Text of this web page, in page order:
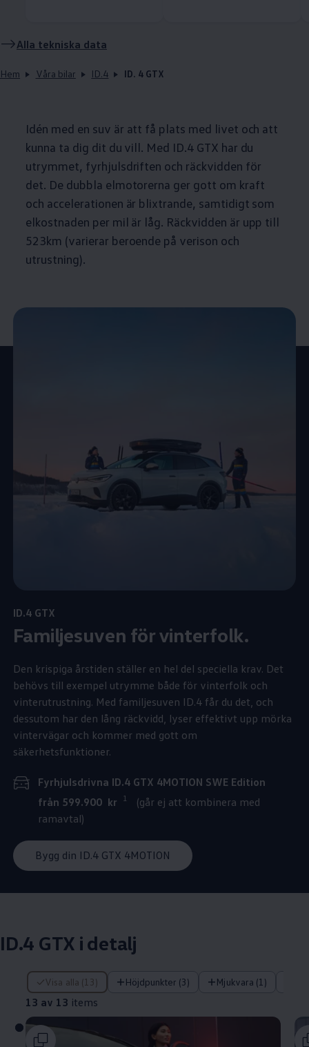
Alla tekniska data
Hem Våra bilar ID.4 ID. 4 GTX
Idén med en suv är att få plats med livet och att
kunna ta dig dit du vill. Med ID.4 GTX har du
utrymmet, fyrhjulsdriften och räckvidden för
det. De dubbla elmotorerna ger gott om kraft
och accelerationen är blixtrande, samtidigt som
elkostnaden per mil är låg. Räckvidden är upp till
523km (varierar beroende på verison och
utrustning).
ID.4 GTX
Familjesuven för vinterfolk.
Den krispiga årstiden ställer en hel del speciella krav. Det
behövs till exempel utrymme både för vinterfolk och
vinterutrustning. Med familjesuven ID.4 får du det, och
dessutom har den lång räckvidd, lyser effektivt upp mörka
vintervägar och kommer med gott om
säkerhetsfunktioner.
Fyrhjulsdrivna ID.4 GTX 4MOTION SWE Edition
från 599.900 kr
1
(går ej att kombinera med
ramavtal)
Bygg din ID.4 GTX 4MOTION
ID.4 GTX i detalj
Visa alla (13) Höjdpunkter (3) Mjukvara (1)
13 av 13 items
13 av 13 items